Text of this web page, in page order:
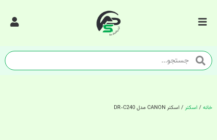
خانه / اسکنر / اسکنر CANON مدل DR-C240